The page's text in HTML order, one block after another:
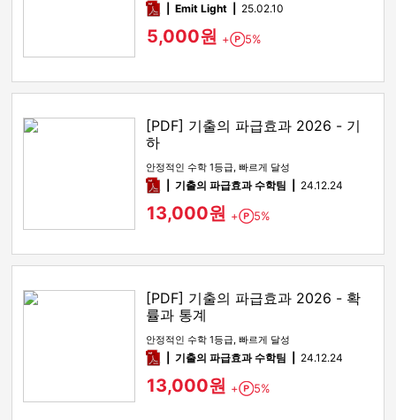
pdfEmit Light 25.02.10
5,000원 + Point
5%
[PDF] 기출의 파급효과 2026 - 기
하
안정적인 수학 1등급, 빠르게 달성
pdf기출의 파급효과 수학팀 24.12.24
13,000원 + Point
5%
[PDF] 기출의 파급효과 2026 - 확
률과 통계
안정적인 수학 1등급, 빠르게 달성
pdf기출의 파급효과 수학팀 24.12.24
13,000원 + Point
5%